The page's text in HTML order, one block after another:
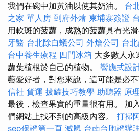
我們在碗中加黃油以使其奶油。 台
之家 單人房 到府外燴 柬埔寨簽證
用軟斑的菠蘿，成熟的菠蘿具有光
牙醫 台北除白蟻公司 外燴公司 台
台中養生療程 四門冰箱 大多數人永
蘿葉植根於自己的植物。 響應式設
藝愛好者，對您來說，這可能是必
信社 貨運 拔罐技巧教學 助聽器 原
最後，檢查果實的重量很有用。 加
們網站上找不到的高級內容。 打掃
seo保證第一頁 滅鼠 台南台胞證辦